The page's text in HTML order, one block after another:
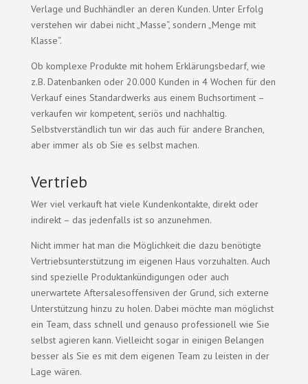
Verlage und Buchhändler an deren Kunden. Unter Erfolg
verstehen wir dabei nicht „Masse“, sondern „Menge mit
Klasse“.
Ob komplexe Produkte mit hohem Erklärungsbedarf, wie
z.B. Datenbanken oder 20.000 Kunden in 4 Wochen für den
Verkauf eines Standardwerks aus einem Buchsortiment –
verkaufen wir kompetent, seriös und nachhaltig.
Selbstverständlich tun wir das auch für andere Branchen,
aber immer als ob Sie es selbst machen.
Vertrieb
Wer viel verkauft hat viele Kundenkontakte, direkt oder
indirekt – das jedenfalls ist so anzunehmen.
Nicht immer hat man die Möglichkeit die dazu benötigte
Vertriebsunterstützung im eigenen Haus vorzuhalten. Auch
sind spezielle Produktankündigungen oder auch
unerwartete Aftersalesoffensiven der Grund, sich externe
Unterstützung hinzu zu holen. Dabei möchte man möglichst
ein Team, dass schnell und genauso professionell wie Sie
selbst agieren kann. Vielleicht sogar in einigen Belangen
besser als Sie es mit dem eigenen Team zu leisten in der
Lage wären.